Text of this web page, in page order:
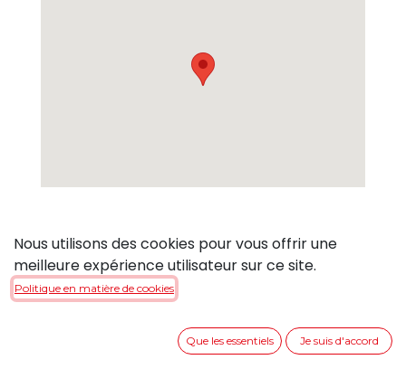
Réservé à la clientèle
professionnelle
Route de Denges 36
1027 Lonay
Nous utilisons des cookies pour vous offrir une
meilleure expérience utilisateur sur ce site.
Politique en matière de cookies
Que les essentiels Je suis d'accord